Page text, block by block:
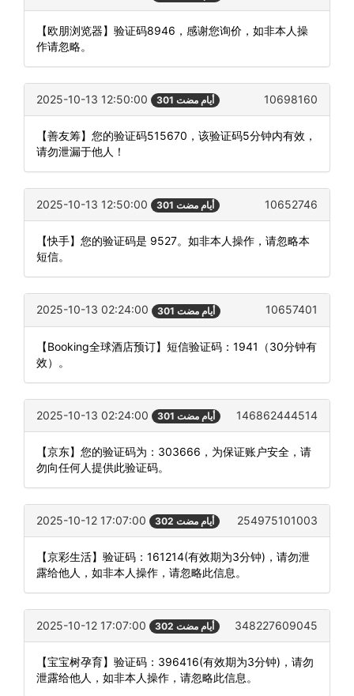
【欧朋浏览器】验证码8946，感谢您询价，如非本人操
作请忽略。
2025-10-13 12:50:00 301 أيام مضت 10698160
【善友筹】您的验证码515670，该验证码5分钟内有效，
请勿泄漏于他人！
2025-10-13 12:50:00 301 أيام مضت 10652746
【快手】您的验证码是 9527。如非本人操作，请忽略本
短信。
2025-10-13 02:24:00 301 أيام مضت 10657401
【Booking全球酒店预订】短信验证码：1941（30分钟有
效）。
2025-10-13 02:24:00 301 أيام مضت 146862444514
【京东】您的验证码为：303666，为保证账户安全，请
勿向任何人提供此验证码。
2025-10-12 17:07:00 302 أيام مضت 254975101003
【京彩生活】验证码：161214(有效期为3分钟)，请勿泄
露给他人，如非本人操作，请忽略此信息。
2025-10-12 17:07:00 302 أيام مضت 348227609045
【宝宝树孕育】验证码：396416(有效期为3分钟)，请勿
泄露给他人，如非本人操作，请忽略此信息。